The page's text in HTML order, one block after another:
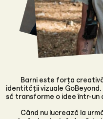
Barni este forța
identității vizuale
să transforme o idee într-un
Când nu lucrează la